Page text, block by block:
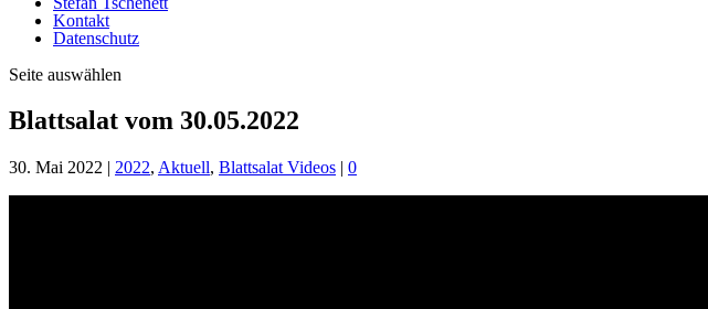
Kontakt
Datenschutz
Seite auswählen
Blattsalat vom 30.05.2022
30. Mai 2022 | 2022, Aktuell, Blattsalat Videos | 0